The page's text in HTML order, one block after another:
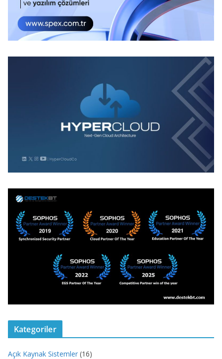
Kategoriler
Açık Kaynak Sistemler (16)